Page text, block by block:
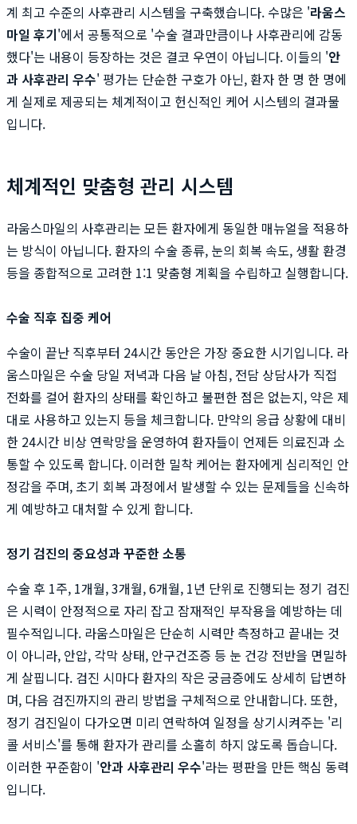
계 최고 수준의 사후관리 시스템을 구축했습니다. 수많은 '라움스
마일 후기'에서 공통적으로 '수술 결과만큼이나 사후관리에 감동
했다'는 내용이 등장하는 것은 결코 우연이 아닙니다. 이들의 '안
과 사후관리 우수' 평가는 단순한 구호가 아닌, 환자 한 명 한 명에
게 실제로 제공되는 체계적이고 헌신적인 케어 시스템의 결과물
입니다.
체계적인 맞춤형 관리 시스템
라움스마일의 사후관리는 모든 환자에게 동일한 매뉴얼을 적용하
는 방식이 아닙니다. 환자의 수술 종류, 눈의 회복 속도, 생활 환경
등을 종합적으로 고려한 1:1 맞춤형 계획을 수립하고 실행합니다.
수술 직후 집중 케어
수술이 끝난 직후부터 24시간 동안은 가장 중요한 시기입니다. 라
움스마일은 수술 당일 저녁과 다음 날 아침, 전담 상담사가 직접
전화를 걸어 환자의 상태를 확인하고 불편한 점은 없는지, 약은 제
대로 사용하고 있는지 등을 체크합니다. 만약의 응급 상황에 대비
한 24시간 비상 연락망을 운영하여 환자들이 언제든 의료진과 소
통할 수 있도록 합니다. 이러한 밀착 케어는 환자에게 심리적인 안
정감을 주며, 초기 회복 과정에서 발생할 수 있는 문제들을 신속하
게 예방하고 대처할 수 있게 합니다.
정기 검진의 중요성과 꾸준한 소통
수술 후 1주, 1개월, 3개월, 6개월, 1년 단위로 진행되는 정기 검진
은 시력이 안정적으로 자리 잡고 잠재적인 부작용을 예방하는 데
필수적입니다. 라움스마일은 단순히 시력만 측정하고 끝내는 것
이 아니라, 안압, 각막 상태, 안구건조증 등 눈 건강 전반을 면밀하
게 살핍니다. 검진 시마다 환자의 작은 궁금증에도 상세히 답변하
며, 다음 검진까지의 관리 방법을 구체적으로 안내합니다. 또한,
정기 검진일이 다가오면 미리 연락하여 일정을 상기시켜주는 '리
콜 서비스'를 통해 환자가 관리를 소홀히 하지 않도록 돕습니다.
이러한 꾸준함이 '안과 사후관리 우수'라는 평판을 만든 핵심 동력
입니다.